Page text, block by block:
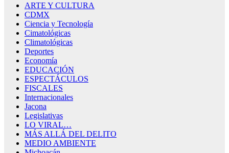
ARTE Y CULTURA
CDMX
Ciencia y Tecnología
Cimatológicas
Climatológicas
Deportes
Economía
EDUCACIÓN
ESPECTÁCULOS
FISCALES
Internacionales
Jacona
Legislativas
LO VIRAL…
MÁS ALLÁ DEL DELITO
MEDIO AMBIENTE